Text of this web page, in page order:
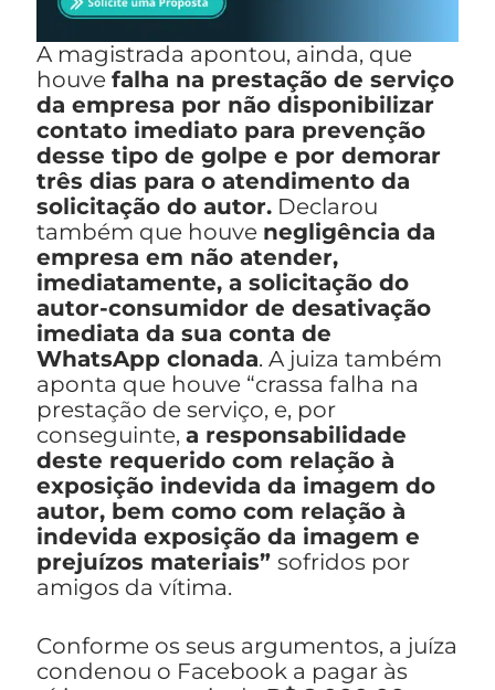
A magistrada apontou, ainda, que
houve falha na prestação de serviço
da empresa por não disponibilizar
contato imediato para prevenção
desse tipo de golpe e por demorar
três dias para o atendimento da
solicitação do autor. Declarou
também que houve negligência da
empresa em não atender,
imediatamente, a solicitação do
autor-consumidor de desativação
imediata da sua conta de
WhatsApp clonada. A juiza também
aponta que houve “crassa falha na
prestação de serviço, e, por
conseguinte, a responsabilidade
deste requerido com relação à
exposição indevida da imagem do
autor, bem como com relação à
indevida exposição da imagem e
prejuízos materiais” sofridos por
amigos da vítima.
Conforme os seus argumentos, a juíza
condenou o Facebook a pagar às